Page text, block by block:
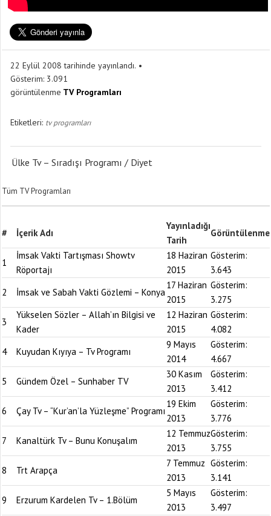
22 Eylül 2008 tarihinde yayınlandı.
Gösterim: 3.091
görüntülenme TV Programları
Etiketleri: tv programları
Ülke Tv – Sıradışı Programı / Diyet
Tüm TV Programları
# İçerik Adı
Yayınladığı
Tarih
Görüntülenme
1
İmsak Vakti Tartışması Showtv
Röportajı
18 Haziran
2015
Gösterim:
3.643
2
İmsak ve Sabah Vakti Gözlemi – Konya
17 Haziran
2015
Gösterim:
3.275
3
Yükselen Sözler – Allah’ın Bilgisi ve
Kader
12 Haziran
2015
Gösterim:
4.082
4
Kuyudan Kıyıya – Tv Programı
9 Mayıs
2014
Gösterim:
4.667
5
Gündem Özel – Sunhaber TV
30 Kasım
2013
Gösterim:
3.412
6
Çay Tv – “Kur’an’la Yüzleşme” Programı
19 Ekim
2013
Gösterim:
3.776
7
Kanaltürk Tv – Bunu Konuşalım
12 Temmuz
2013
Gösterim:
3.755
8
Trt Arapça
7 Temmuz
2013
Gösterim:
3.141
9
Erzurum Kardelen Tv – 1.Bölüm
5 Mayıs
2013
Gösterim:
3.497